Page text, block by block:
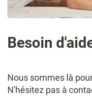
Besoin
Nous sommes là
N'hésitez pas à